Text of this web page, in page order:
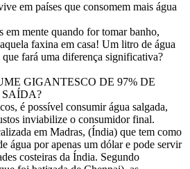
em países que consomem mais água
em mente quando for tomar banho,
faxina em casa! Um litro de água
fará uma diferença significativa?
GIGANTESCO DE 97% DE
é possível consumir água salgada,
inviabilize o consumidor final.
em Madras, (Índia) que tem como
água por apenas um dólar e pode servir
costeiras da Índia. Segundo